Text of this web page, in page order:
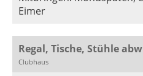
Eimer
Regal, Tische, Stühle
Clubhaus